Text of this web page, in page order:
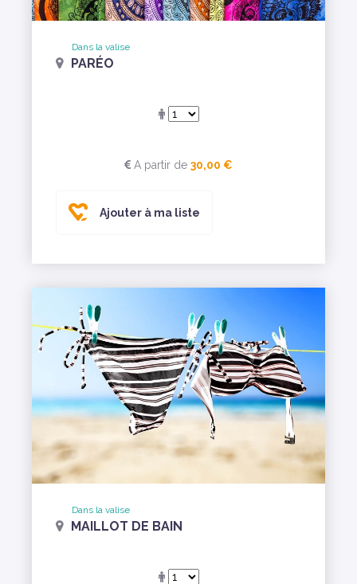
Dans la valise
PARÉO
A partir de 30,00 €
Ajouter à ma liste
Dans la valise
MAILLOT DE BAIN